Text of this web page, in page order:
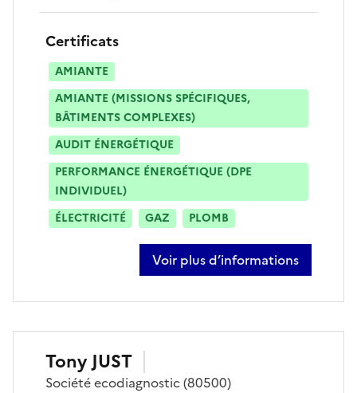
Certificats
AMIANTE
AMIANTE (MISSIONS SPÉCIFIQUES,
BÂTIMENTS COMPLEXES)
AUDIT ÉNERGÉTIQUE
PERFORMANCE ÉNERGÉTIQUE (DPE
INDIVIDUEL)
ÉLECTRICITÉ
GAZ PLOMB
Voir plus d’informations
sur anthony gonfrere
TonyJUST
Sociétéecodiagnostic(80500)